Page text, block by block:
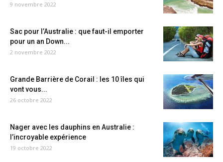
9 novembre 2022
Sac pour l’Australie : que faut-il emporter
pour un an Down...
2 novembre 2022
Grande Barrière de Corail : les 10 îles qui
vont vous...
26 octobre 2022
Nager avec les dauphins en Australie :
l’incroyable expérience
19 octobre 2022